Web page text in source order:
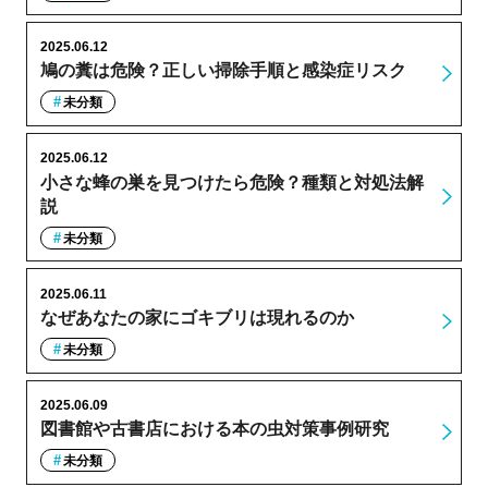
鳩の糞は危険？正しい掃除手順と感染症リスク
2025.06.12
未分類
小さな蜂の巣を見つけたら危険？種類と対処法解
説
2025.06.12
未分類
なぜあなたの家にゴキブリは現れるのか
2025.06.11
未分類
図書館や古書店における本の虫対策事例研究
2025.06.09
未分類